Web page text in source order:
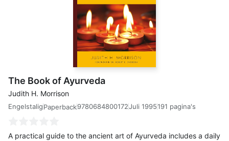
The Book of Ayurveda
Judith H. Morrison
EngelstaligPaperback9780684800172Juli 1995191 pagina's
A practical guide to the ancient art of Ayurveda includes a daily